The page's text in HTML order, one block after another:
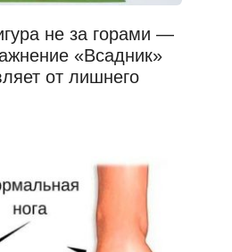
не за горами —
«Всадник»
от лишнего